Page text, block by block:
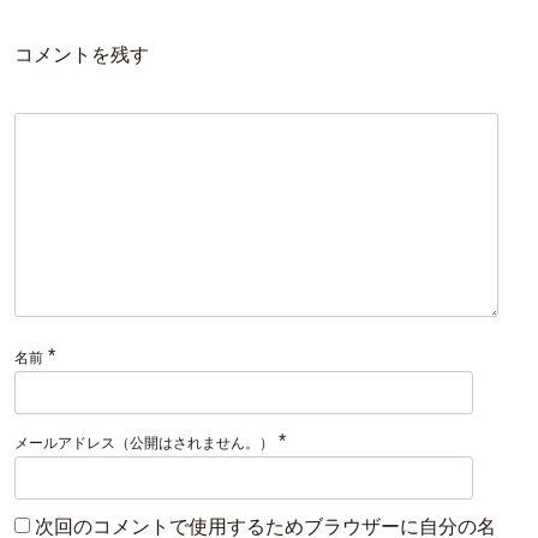
コメントを残す
名前 *
メールアドレス（公開はされません。） *
次回のコメントで使用するためブラウザーに自分の名